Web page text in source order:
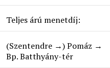
Teljes árú menetdíj:
(Szentendre →) Pomáz →
Bp. Batthyány-tér